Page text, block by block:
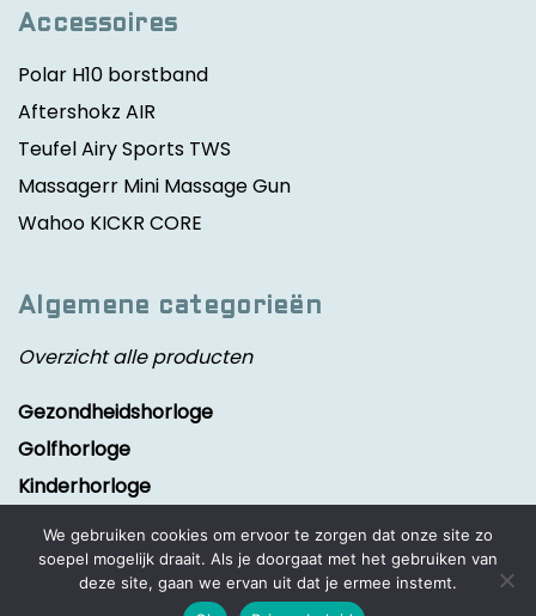
Accessoires
Polar H10 borstband
Aftershokz AIR
Teufel Airy Sports TWS
Massagerr Mini Massage Gun
Wahoo KICKR CORE
Algemene categorieën
Overzicht alle producten
Gezondheidshorloge
Golfhorloge
Kinderhorloge
Smartwatch
Sporthorloge
Activity tracker
We gebruiken cookies om ervoor te zorgen dat onze site zo
soepel mogelijk draait. Als je doorgaat met het gebruiken van
deze site, gaan we ervan uit dat je ermee instemt.